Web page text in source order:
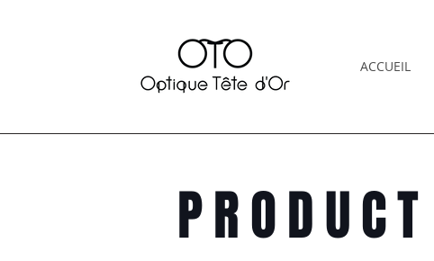
ACCUEIL
PRODUCT